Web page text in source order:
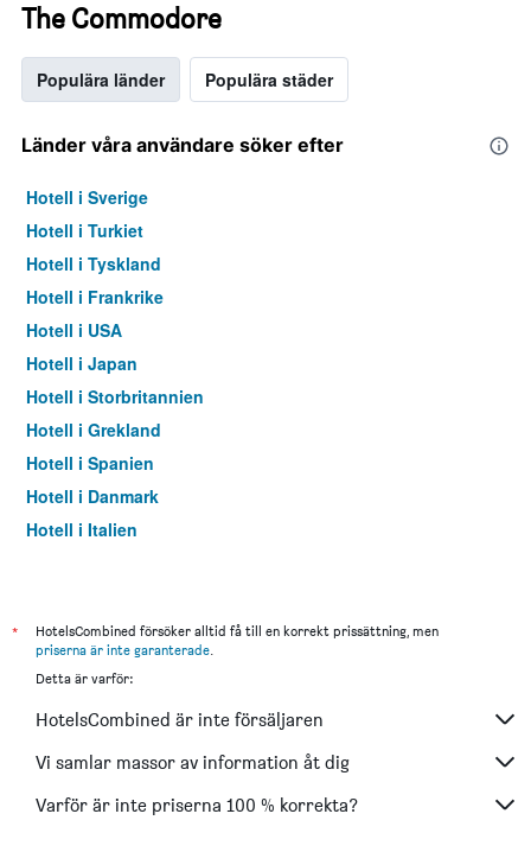
The Commodore
Populära länder Populära städer
Länder våra användare söker efter
Hotell i Sverige
Hotell i Turkiet
Hotell i Tyskland
Hotell i Frankrike
Hotell i USA
Hotell i Japan
Hotell i Storbritannien
Hotell i Grekland
Hotell i Spanien
Hotell i Danmark
Hotell i Italien
*
HotelsCombined försöker alltid få till en korrekt prissättning, men
priserna är inte garanterade.
Detta är varför:
HotelsCombined är inte försäljaren
Vi samlar massor av information åt dig
Varför är inte priserna 100 % korrekta?